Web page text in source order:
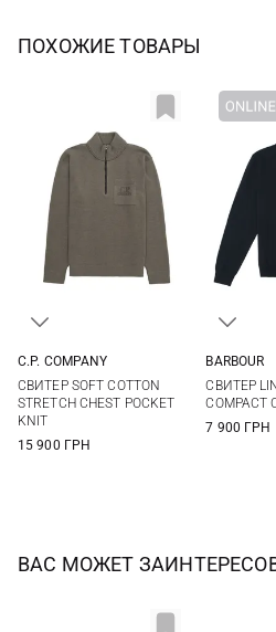
ПОХОЖИЕ ТОВАРЫ
C.P. COMPANY
СВИТЕР SOFT COTTON
STRETCH CHEST POCKET
KNIT
15 900 ГРН
BARBOUR
СВИТЕР
COMPACT
7 900 ГРН
ВАС МОЖЕТ